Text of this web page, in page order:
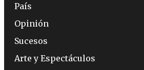
País
Opinión
Sucesos
Arte y Espectáculos